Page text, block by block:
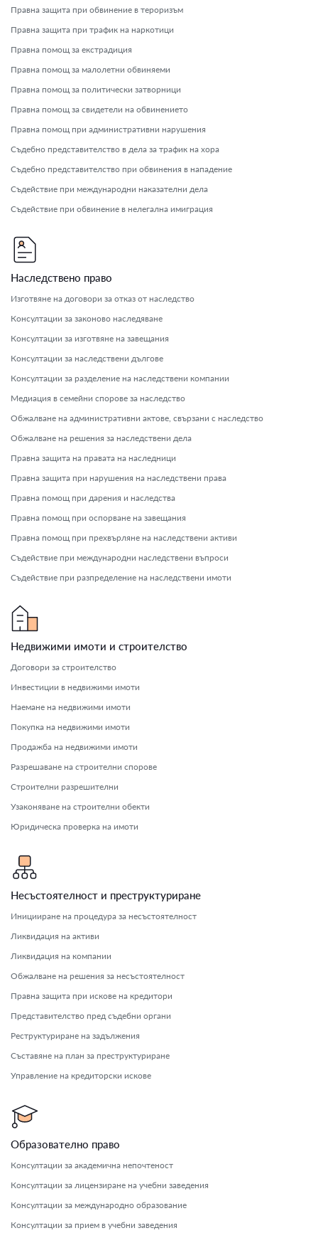
Правна защита при обвинение в тероризъм
Правна защита при трафик на наркотици
Правна помощ за екстрадиция
Правна помощ за малолетни обвиняеми
Правна помощ за политически затворници
Правна помощ за свидетели на обвинението
Правна помощ при административни нарушения
Съдебно представителство в дела за трафик на хора
Съдебно представителство при обвинения в нападение
Съдействие при международни наказателни дела
Съдействие при обвинение в нелегална имиграция
Наследствено право
Изготвяне на договори за отказ от наследство
Консултации за законово наследяване
Консултации за изготвяне на завещания
Консултации за наследствени дългове
Консултации за разделение на наследствени компании
Медиация в семейни спорове за наследство
Обжалване на административни актове, свързани с наследство
Обжалване на решения за наследствени дела
Правна защита на правата на наследници
Правна защита при нарушения на наследствени права
Правна помощ при дарения и наследства
Правна помощ при оспорване на завещания
Правна помощ при прехвърляне на наследствени активи
Съдействие при международни наследствени въпроси
Съдействие при разпределение на наследствени имоти
Недвижими имоти и строителство
Договори за строителство
Инвестиции в недвижими имоти
Наемане на недвижими имоти
Покупка на недвижими имоти
Продажба на недвижими имоти
Разрешаване на строителни спорове
Строителни разрешителни
Узаконяване на строителни обекти
Юридическа проверка на имоти
Несъстоятелност и преструктуриране
Иницииране на процедура за несъстоятелност
Ликвидация на активи
Ликвидация на компании
Обжалване на решения за несъстоятелност
Правна защита при искове на кредитори
Представителство пред съдебни органи
Реструктуриране на задължения
Съставяне на план за преструктуриране
Управление на кредиторски искове
Образователно право
Консултации за академична непочтеност
Консултации за лицензиране на учебни заведения
Консултации за международно образование
Консултации за прием в учебни заведения